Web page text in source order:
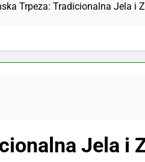
Trpeza: Tradicionalna Jela i
Jela i